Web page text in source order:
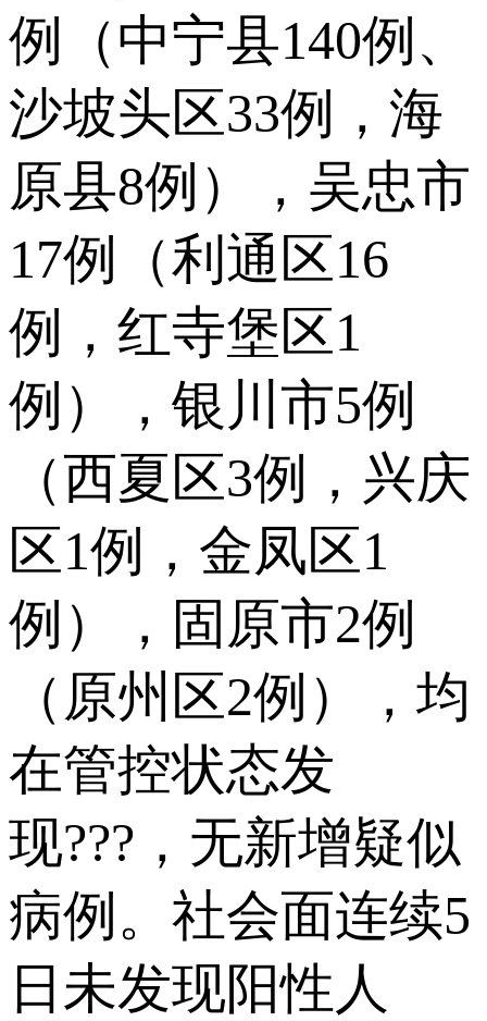
例（中宁县140例、
沙坡头区33例，海
原县8例），吴忠市
17例（利通区16
例，红寺堡区1
例），银川市5例
（西夏区3例，兴庆
区1例，金凤区1
例），固原市2例
（原州区2例），均
在管控状态发
现???，无新增疑似
病例。社会面连续5
日未发现阳性人